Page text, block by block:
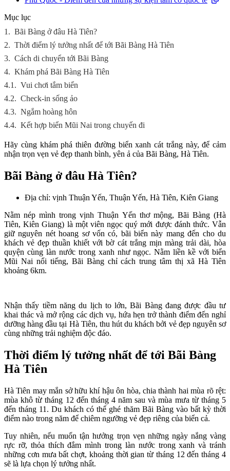
Mục lục
1. Bãi Bàng ở đâu Hà Tiên?
2. Thời điểm lý tưởng nhất để tới Bãi Bàng Hà Tiên
3. Cách di chuyển tới Bãi Bàng
4. Khám phá Bãi Bàng Hà Tiên
4.1. Vui chơi tắm biển
4.2. Check-in sống ảo
4.3. Ngắm hoàng hôn
4.4. Kết hợp biển Mũi Nai trong chuyến đi
Hãy cùng khám phá thiên đường biển xanh cát trắng này, để cảm
nhận trọn vẹn vẻ đẹp thanh bình, yên ả của Bãi Bàng, Hà Tiên.
Bãi Bàng ở đâu Hà Tiên?
Địa chỉ: vịnh Thuận Yến, Thuận Yến, Hà Tiên, Kiên Giang
Nằm nép mình trong vịnh Thuận Yến thơ mộng, Bãi Bàng (Hà
Tiên, Kiên Giang) là một viên ngọc quý mới được đánh thức. Vẫn
giữ nguyên nét hoang sơ vốn có, bãi biển này mang đến cho du
khách vẻ đẹp thuần khiết với bờ cát trắng mịn màng trải dài, hòa
quyện cùng làn nước trong xanh như ngọc. Nằm liền kề với biển
Mũi Nai nổi tiếng, Bãi Bàng chỉ cách trung tâm thị xã Hà Tiên
khoảng 6km.
Nhận thấy tiềm năng du lịch to lớn, Bãi Bàng đang được đầu tư
khai thác và mở rộng các dịch vụ, hứa hẹn trở thành điểm đến nghỉ
dưỡng hàng đầu tại Hà Tiên, thu hút du khách bởi vẻ đẹp nguyên sơ
cùng những trải nghiệm độc đáo.
Thời điểm lý tưởng nhất để tới Bãi Bàng
Hà Tiên
Hà Tiên may mắn sở hữu khí hậu ôn hòa, chia thành hai mùa rõ rệt:
mùa khô từ tháng 12 đến tháng 4 năm sau và mùa mưa từ tháng 5
đến tháng 11. Du khách có thể ghé thăm Bãi Bàng vào bất kỳ thời
điểm nào trong năm để chiêm ngưỡng vẻ đẹp riêng của biển cả.
Tuy nhiên, nếu muốn tận hưởng trọn vẹn những ngày nắng vàng
rực rỡ, thỏa thích đắm mình trong làn nước trong xanh và tránh
những cơn mưa bất chợt, khoảng thời gian từ tháng 12 đến tháng 4
sẽ là lựa chọn lý tưởng nhất.